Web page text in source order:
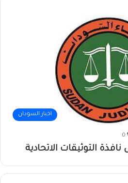
اخبار السودان
0
التوثيقات الاتحادية